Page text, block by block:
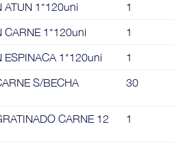
ATUN 1*120uni 1
CARNE 1*120uni 1
ESPINACA 1*120uni 1
S/BECHA
30
CARNE 12
1